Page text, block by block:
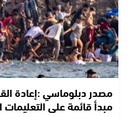
مصدر دبلوماسي :إعادة
مبدأ قائمة على